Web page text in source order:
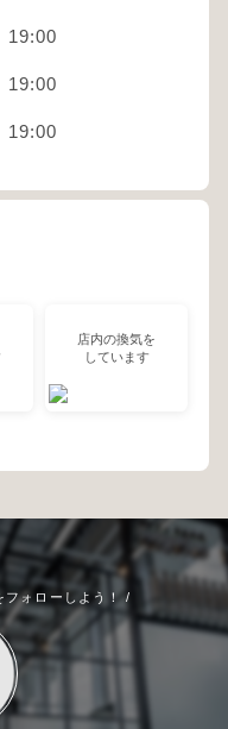
19:00
19:00
19:00
店内の換気を
しています
ォローしよう！ /